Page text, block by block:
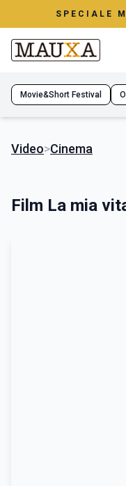
SPECIALE
Movie&Short Festival
Video>Cinema
Film La mia